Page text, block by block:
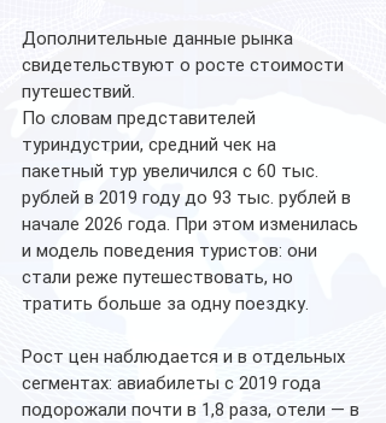
Дополнительные данные рынка
свидетельствуют о росте стоимости
путешествий.
По словам представителей
туриндустрии, средний чек на
пакетный тур увеличился с 60 тыс.
рублей в 2019 году до 93 тыс. рублей в
начале 2026 года. При этом изменилась
и модель поведения туристов: они
стали реже путешествовать, но
тратить больше за одну поездку.
Рост цен наблюдается и в отдельных
сегментах: авиабилеты с 2019 года
подорожали почти в 1,8 раза, отели — в